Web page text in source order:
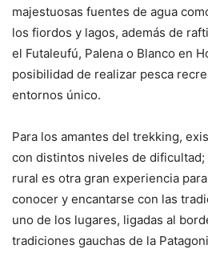
majestuosas fuentes de agua
los fiordos y lagos, además de
el Futaleufú, Palena o Blanco en
posibilidad de realizar pesca
entornos único.
Para los amantes del trekking,
con distintos niveles de
rural es otra gran experiencia
conocer y encantarse con las
uno de los lugares, ligadas al
tradiciones gauchas de la